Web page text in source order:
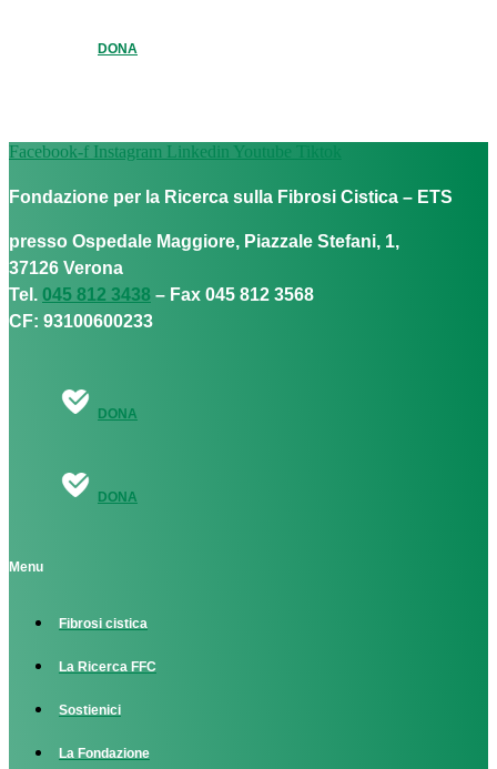
DONA
Facebook-f Instagram Linkedin Youtube Tiktok
Fondazione per la Ricerca sulla Fibrosi Cistica – ETS
presso Ospedale Maggiore, Piazzale Stefani, 1,
37126 Verona
Tel. 045 812 3438 – Fax 045 812 3568
CF: 93100600233
DONA
DONA
Menu
Fibrosi cistica
La Ricerca FFC
Sostienici
La Fondazione